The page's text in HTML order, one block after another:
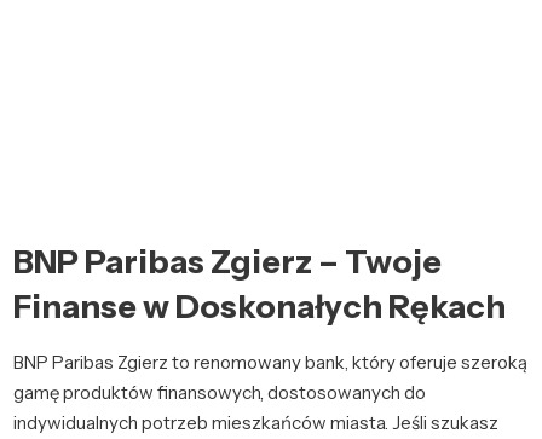
BNP Paribas Zgierz – Twoje
Finanse w Doskonałych Rękach
BNP Paribas Zgierz to renomowany bank, który oferuje szeroką
gamę produktów finansowych, dostosowanych do
indywidualnych potrzeb mieszkańców miasta. Jeśli szukasz